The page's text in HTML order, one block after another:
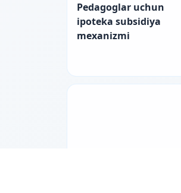
Pedagoglar uchun
ipoteka subsidiya
mexanizmi